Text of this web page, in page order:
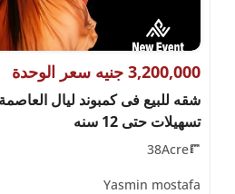
3,200,000 جنيه سعر الوحدة
تسهيلات حتى 12 سنه
38Acre
Yasmin mostafa